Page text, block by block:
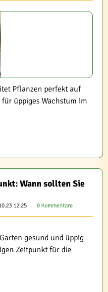
Pflanzen perfekt auf
üppiges Wachstum im
Wann sollten Sie
12:25 0 Kommentare
gesund und üppig
Zeitpunkt für die